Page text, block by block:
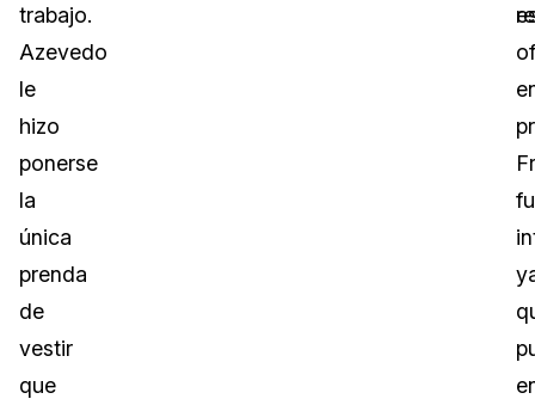
trabajo.
Azevedo
le
hizo
ponerse
la
única
prenda
de
vestir
que